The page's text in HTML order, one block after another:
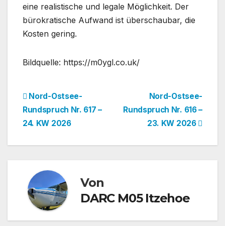
eine realistische und legale Möglichkeit. Der
bürokratische Aufwand ist überschaubar, die
Kosten gering.
Bildquelle: https://m0ygl.co.uk/
BeitragsnavigationNord-Ostsee-
Rundspruch Nr. 616 –
23. KW 2026
Nord-Ostsee-
Rundspruch Nr. 617 –
24. KW 2026
Von
DARC M05 Itzehoe